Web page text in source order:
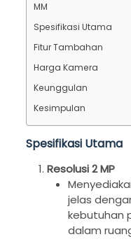
MM
Spesifikasi Utama
Fitur Tambahan
Harga Kamera
Keunggulan
Kesimpulan
Spesifikasi Utama
Resolusi 2 MP
jelas
kebutuhan
dalam